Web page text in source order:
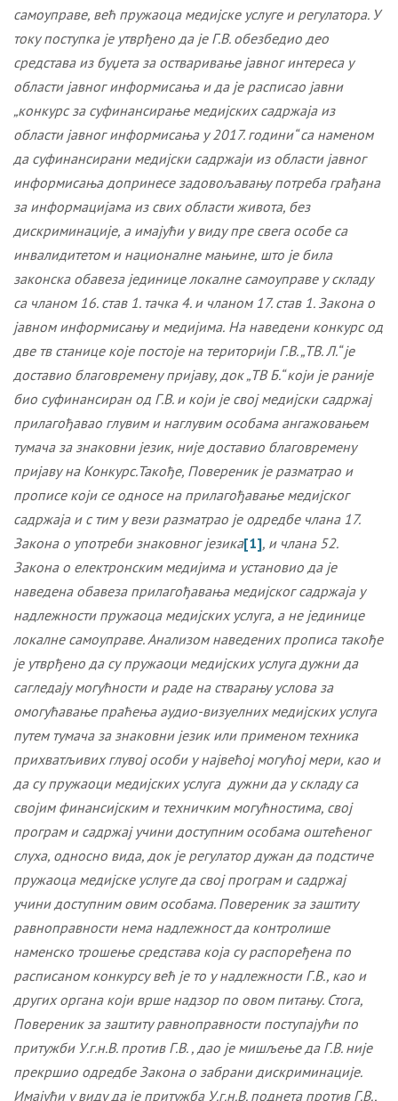
самоуправе, већ пружаоца медијске услуге и регулатора. У
току поступка је утврђено да је Г.В. обезбедио део
средстава из буџета за остваривање јавног интереса у
области јавног информисања ида је расписао јавни
„конкурс за суфинансирање медијских садржаја из
области јавног информисања у 2017. години“ са наменом
да суфинансирани медијски садржаји из области јавног
информисања допринесeзадовољавању потреба грађана
за информацијама из свих области живота, без
дискриминације, а имајући у виду пре свега особе са
инвалидитетом и националне мањине, што је била
законска обавеза јединице локалне самоуправе у складу
са чланом 16. став 1. тачка 4. ичланом17. став 1. Законао
јавном информисању и медијима. На наведени конкурс од
две тв станице које постоје на територији Г.В. „ТВ. Л.“ је
доставио благовремену пријаву, док „ТВ Б.“ који је раније
био суфинансиран од Г.В. и који је свој медијски садржај
прилагођавао глувим и наглувим особама ангажовањем
тумача за знаковни језик, није доставио благовремену
пријаву на Конкурс.Такође, Повереник је разматрао и
прописе који се односе на прилагођавање медијског
садржаја и с тим у вези разматрао је одредбе члана 17.
Закона о употреби знаковног језика[1], и члана 52.
Закона о електронским медијима и установио да је
наведена обавеза прилагођавања медијског садржаја у
надлежности пружаоцамедијских услуга, а не јединице
локалне самоуправе. Анализом наведених прописа такође
је утврђено да су пружаоци медијских услугадужни да
сагледају могућности и раде на стварању услова за
омогућавање праћења аудио-визуелних медијских услуга
путем тумача за знаковни језик или применом техника
прихватљивих глувој особи у највећој могућој мери, као и
да су пружаоци медијских услуга дужни дау складу са
својим финансијским и техничким могућностима, свој
програм и садржај учини доступним особама оштећеног
слуха, односно вида, док је регулатор дужан даподстиче
пружаоца медијске услуге да свој програм и садржај
учини доступним овим особама. Повереник за заштиту
равноправности нема надлежност да контролише
наменско трошење средстава која су распоређена по
расписаном конкурсу већ је то у надлежности Г.В., као и
других органа који врше надзор по овом питању. Стога,
Повереник за заштиту равноправности поступајући по
притужби У.г.н.В. против Г.В. , дао је мишљењеда Г.В. није
прекршио одредбе Закона о забрани дискриминације.
Имајући у виду да је притужба У.г.н.В. поднета против Г.В.,